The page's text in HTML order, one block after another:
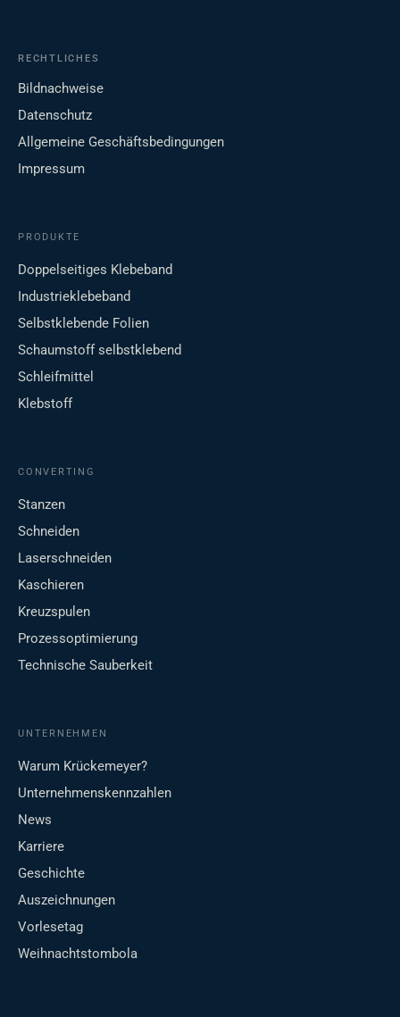
RECHTLICHES
Bildnachweise
Datenschutz
Allgemeine Geschäftsbedingungen
Impressum
PRODUKTE
Doppelseitiges Klebeband
Industrieklebeband
Selbstklebende Folien
Schaumstoff selbstklebend
Schleifmittel
Klebstoff
CONVERTING
Stanzen
Schneiden
Laserschneiden
Kaschieren
Kreuzspulen
Prozessoptimierung
Technische Sauberkeit
UNTERNEHMEN
Warum Krückemeyer?
Unternehmenskennzahlen
News
Karriere
Geschichte
Auszeichnungen
Vorlesetag
Weihnachtstombola